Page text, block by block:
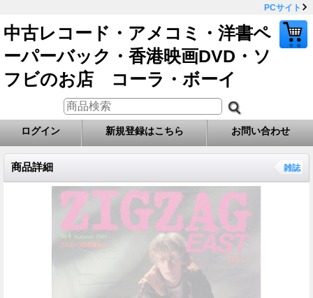
PCサイト
中古レコード・アメコミ・洋書ペ
ーパーバック・香港映画DVD・ソ
フビのお店 コーラ・ボーイ
ログイン 新規登録はこちら お問い合わせ
商品詳細 雑誌